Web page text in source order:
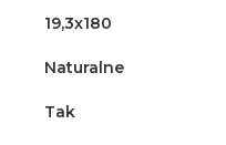
19,3x180
Naturalne
Tak